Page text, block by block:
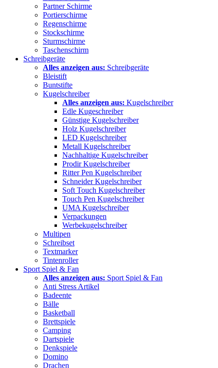
Partner Schirme
Portierschirme
Regenschirme
Stockschirme
Sturmschirme
Taschenschirm
Schreibgeräte
Alles anzeigen aus: Schreibgeräte
Bleistift
Buntstifte
Kugelschreiber
Alles anzeigen aus: Kugelschreiber
Edle Kugeschreiber
Günstige Kugelschreiber
Holz Kugelschreiber
LED Kugelschreiber
Metall Kugelschreiber
Nachhaltige Kugelschreiber
Prodir Kugelschreiber
Ritter Pen Kugelschreiber
Schneider Kugelschreiber
Soft Touch Kugelschreiber
Touch Pen Kugelschreiber
UMA Kugelschreiber
Verpackungen
Werbekugelschreiber
Multipen
Schreibset
Textmarker
Tintenroller
Sport Spiel & Fan
Alles anzeigen aus: Sport Spiel & Fan
Anti Stress Artikel
Badeente
Bälle
Basketball
Brettspiele
Camping
Dartspiele
Denkspiele
Domino
Drachen